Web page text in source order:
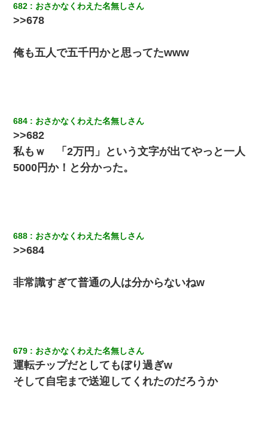
682 おさかなくわえた名無しさん
>>678
俺も五人で五千円かと思ってたwww
684 おさかなくわえた名無しさん
>>682
私もｗ 「2万円」という文字が出てやっと一人
5000円か！と分かった。
688 おさかなくわえた名無しさん
>>684
非常識すぎて普通の人は分からないねw
679 おさかなくわえた名無しさん
運転チップだとしてもぼり過ぎw
そして自宅まで送迎してくれたのだろうか